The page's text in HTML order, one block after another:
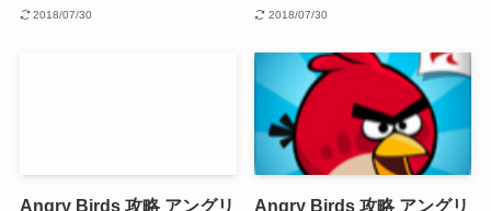
2018/07/30 2018/07/30
Angry Birds 攻略 アングリ
Angry Birds 攻略 アングリ